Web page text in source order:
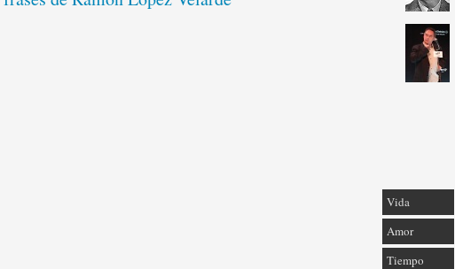
Vida
Amor
Tiempo